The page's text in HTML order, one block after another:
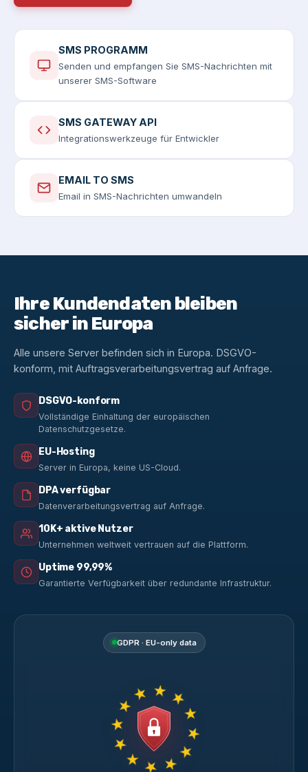
SMS PROGRAMM
Senden und empfangen Sie SMS-Nachrichten mit
unserer SMS-Software
SMS GATEWAY API
Integrationswerkzeuge für Entwickler
EMAIL TO SMS
Email in SMS-Nachrichten umwandeln
Ihre Kundendaten bleiben
sicher in Europa
Alle unsere Server befinden sich in Europa. DSGVO-
konform, mit Auftragsverarbeitungsvertrag auf Anfrage.
DSGVO-konform
Vollständige Einhaltung der europäischen
Datenschutzgesetze.
EU-Hosting
Server in Europa, keine US-Cloud.
DPA verfügbar
Datenverarbeitungsvertrag auf Anfrage.
10K+ aktive Nutzer
Unternehmen weltweit vertrauen auf die Plattform.
Uptime 99,99%
Garantierte Verfügbarkeit über redundante Infrastruktur.
GDPR · EU-only data